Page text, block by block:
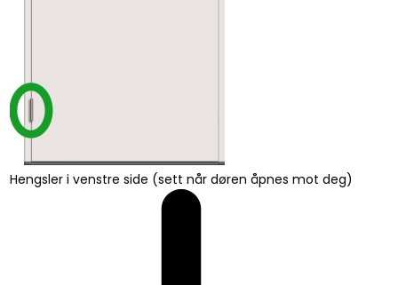
Hengsler i venstre side (sett når døren åpnes mot deg)